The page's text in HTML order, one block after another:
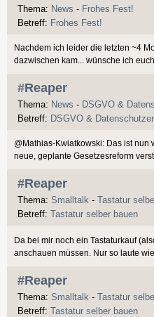
Thema: News - Frohes Fest!
Betreff: Frohes Fest!
Nachdem ich leider die letzten ~4
dazwischen kam... wünsche ich
#Reaper
Thema: News - DSGVO &
Betreff: DSGVO &
@Mathias-Kwiatkowski: Das ist
neue, geplante Gesetzesreform
#Reaper
Thema: Smalltalk - Tastatur
Betreff: Tastatur selber bauen
Da bei mir noch ein Tastaturkauf
anschauen müssen. Nur so laute
#Reaper
Thema: Smalltalk - Tastatur
Betreff: Tastatur selber bauen